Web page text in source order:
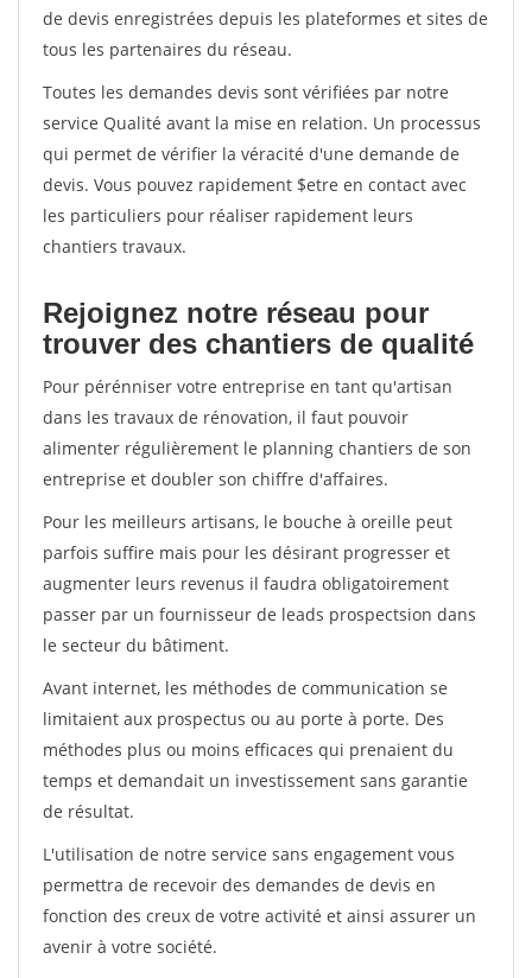
de devis enregistrées depuis les plateformes et sites de
tous les partenaires du réseau.
Toutes les demandes devis sont vérifiées par notre
service Qualité avant la mise en relation. Un processus
qui permet de vérifier la véracité d'une demande de
devis. Vous pouvez rapidement $etre en contact avec
les particuliers pour réaliser rapidement leurs
chantiers travaux.
Rejoignez notre réseau pour
trouver des chantiers de qualité
Pour pérénniser votre entreprise en tant qu'artisan
dans les travaux de rénovation, il faut pouvoir
alimenter régulièrement le planning chantiers de son
entreprise et doubler son chiffre d'affaires.
Pour les meilleurs artisans, le bouche à oreille peut
parfois suffire mais pour les désirant progresser et
augmenter leurs revenus il faudra obligatoirement
passer par un fournisseur de leads prospectsion dans
le secteur du bâtiment.
Avant internet, les méthodes de communication se
limitaient aux prospectus ou au porte à porte. Des
méthodes plus ou moins efficaces qui prenaient du
temps et demandait un investissement sans garantie
de résultat.
L'utilisation de notre service sans engagement vous
permettra de recevoir des demandes de devis en
fonction des creux de votre activité et ainsi assurer un
avenir à votre société.